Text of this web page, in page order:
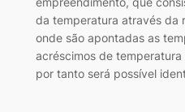
da temperatura através da
onde são apontadas as
acréscimos de
por tanto será possível